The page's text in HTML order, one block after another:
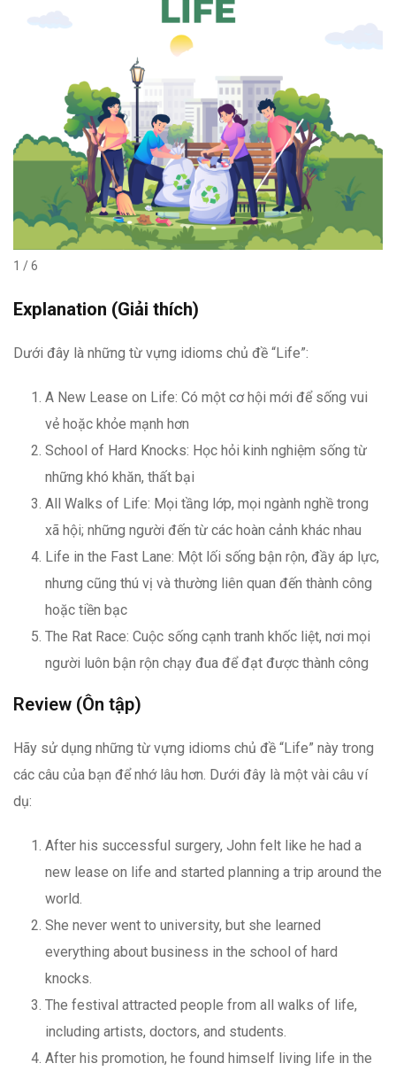
1 / 6
Explanation (Giải thích)
Dưới đây là những từ vựng idioms chủ đề “Life”:
A New Lease on Life: Có một cơ hội mới để sống vui
vẻ hoặc khỏe mạnh hơn
School of Hard Knocks: Học hỏi kinh nghiệm sống từ
những khó khăn, thất bại
All Walks of Life: Mọi tầng lớp, mọi ngành nghề trong
xã hội; những người đến từ các hoàn cảnh khác nhau
Life in the Fast Lane: Một lối sống bận rộn, đầy áp lực,
nhưng cũng thú vị và thường liên quan đến thành công
hoặc tiền bạc
The Rat Race: Cuộc sống cạnh tranh khốc liệt, nơi mọi
người luôn bận rộn chạy đua để đạt được thành công
Review (Ôn tập)
Hãy sử dụng những từ vựng idioms chủ đề “Life” này trong
các câu của bạn để nhớ lâu hơn. Dưới đây là một vài câu ví
dụ:
After his successful surgery, John felt like he had a
new lease on life and started planning a trip around the
world.
She never went to university, but she learned
everything about business in the school of hard
knocks.
The festival attracted people from all walks of life,
including artists, doctors, and students.
After his promotion, he found himself living life in the